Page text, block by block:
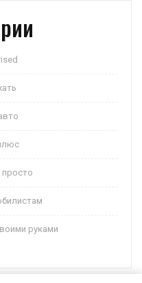
просто
руками